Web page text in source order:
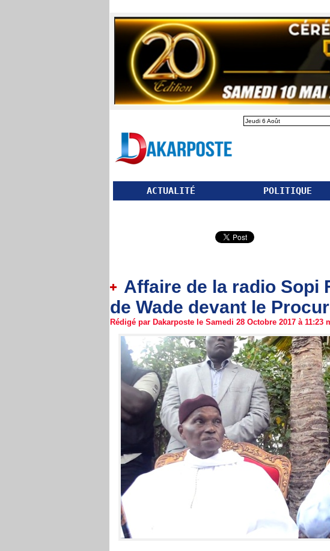
Jeudi 6 Août
ACTUALITÉ POLITIQUE
Affaire de la radio Sopi
de Wade devant le
Rédigé par Dakarposte le Samedi 28 Octobre 2017 à 11:23